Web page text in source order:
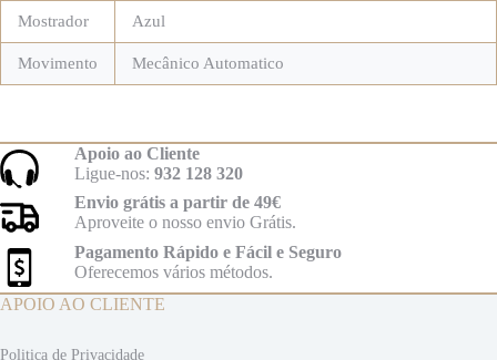
Mostrador Azul
Movimento Mecânico Automatico
Apoio ao Cliente
Ligue-nos: 932 128 320
Envio grátis a partir de 49€
Aproveite o nosso envio Grátis.
Pagamento Rápido e Fácil e Seguro
Oferecemos vários métodos.
APOIO AO CLIENTE
Politica de Privacidade